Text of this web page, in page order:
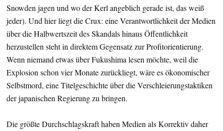
Snowden jagen und wo der Kerl angeblich gerade ist, das weiß
jeder). Und hier liegt die Crux: eine Verantwortlichkeit der Medien
über die Halbwertszeit des Skandals hinaus Öffentlichkeit
herzustellen steht in direktem Gegensatz zur Profitorientierung.
Wenn niemand etwas über Fukushima lesen möchte, weil die
Explosion schon vier Monate zurückliegt, wäre es ökonomischer
Selbstmord, eine Titelgeschichte über die Verschleierungstaktiken
der japanischen Regierung zu bringen.
Die größte Durchschlagskraft haben Medien als Korrektiv daher